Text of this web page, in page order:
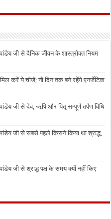
जी से दैनिक जीवन के शास्त्रोक्त नियम
करें ये चीजें; नौ दिन तक बने रहेंगे एनर्जेटिक
जी से देव, ऋषि और पितृ सम्पूर्ण तर्पण विधि
जी से सबसे पहले किसने किया था श्राद्ध,
जी से श्राद्ध पक्ष के समय क्यों नहीं किए